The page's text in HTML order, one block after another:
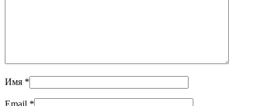
Имя *
Email *